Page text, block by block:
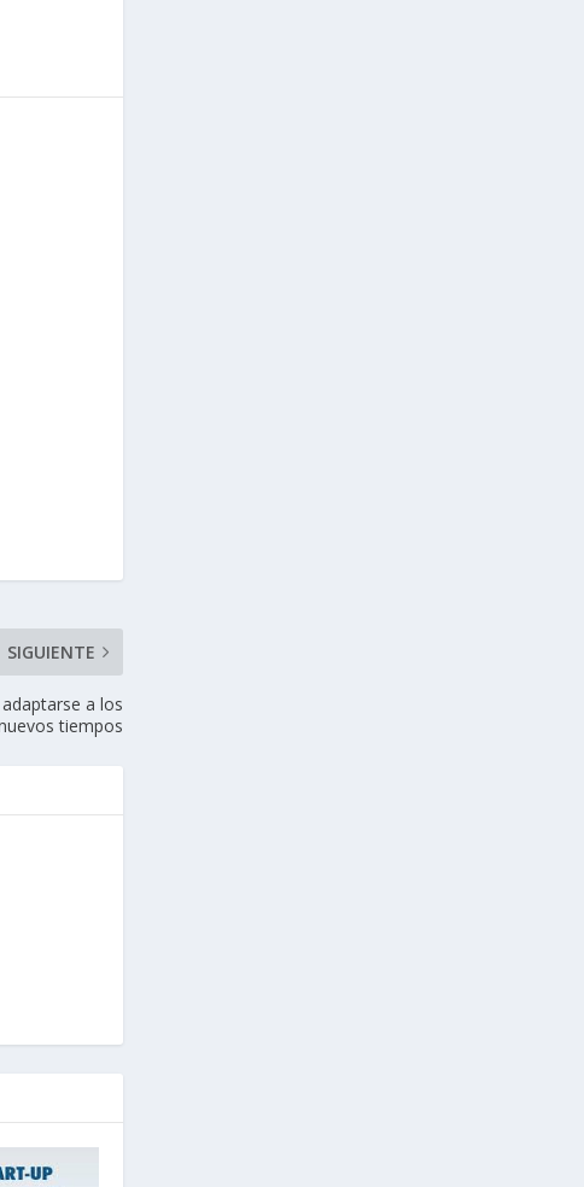
SIGUIENTE
a los
tiempos